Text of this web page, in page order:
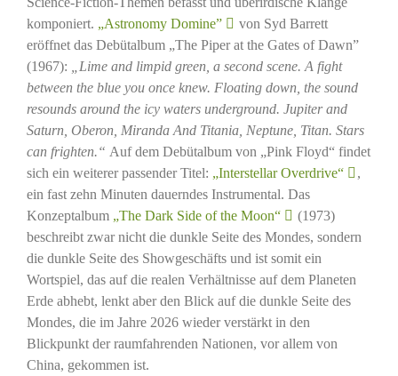
komponiert. „Astronomy Domine”
von Syd Barrett
eröffnet das Debütalbum „The Piper at the Gates of Dawn”
(1967):
„Lime and limpid green, a second scene. A fight
between the blue you once knew. Floating down, the sound
resounds around the icy waters underground. Jupiter and
Saturn, Oberon, Miranda And Titania, Neptune, Titan. Stars
can frighten.“ Auf dem Debütalbum von „Pink Floyd“ findet
sich ein weiterer passender Titel: „Interstellar Overdrive“
,
ein fast zehn Minuten dauerndes Instrumental. Das
Konzeptalbum „The Dark Side of the Moon“
(1973)
beschreibt zwar nicht die dunkle Seite des Mondes, sondern
die dunkle Seite des Showgeschäfts und ist somit ein
Wortspiel, das auf die realen Verhältnisse auf dem Planeten
Erde abhebt, lenkt aber den Blick auf die dunkle Seite des
Mondes, die im Jahre 2026 wieder verstärkt in den
Blickpunkt der raumfahrenden Nationen, vor allem von
China, gekommen ist.